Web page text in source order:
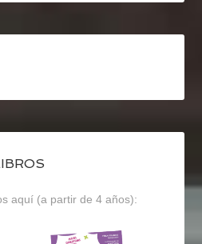
aquí (a partir de 4 años):